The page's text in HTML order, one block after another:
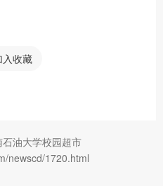
入收藏
油大学校园超市
newscd/1720.html